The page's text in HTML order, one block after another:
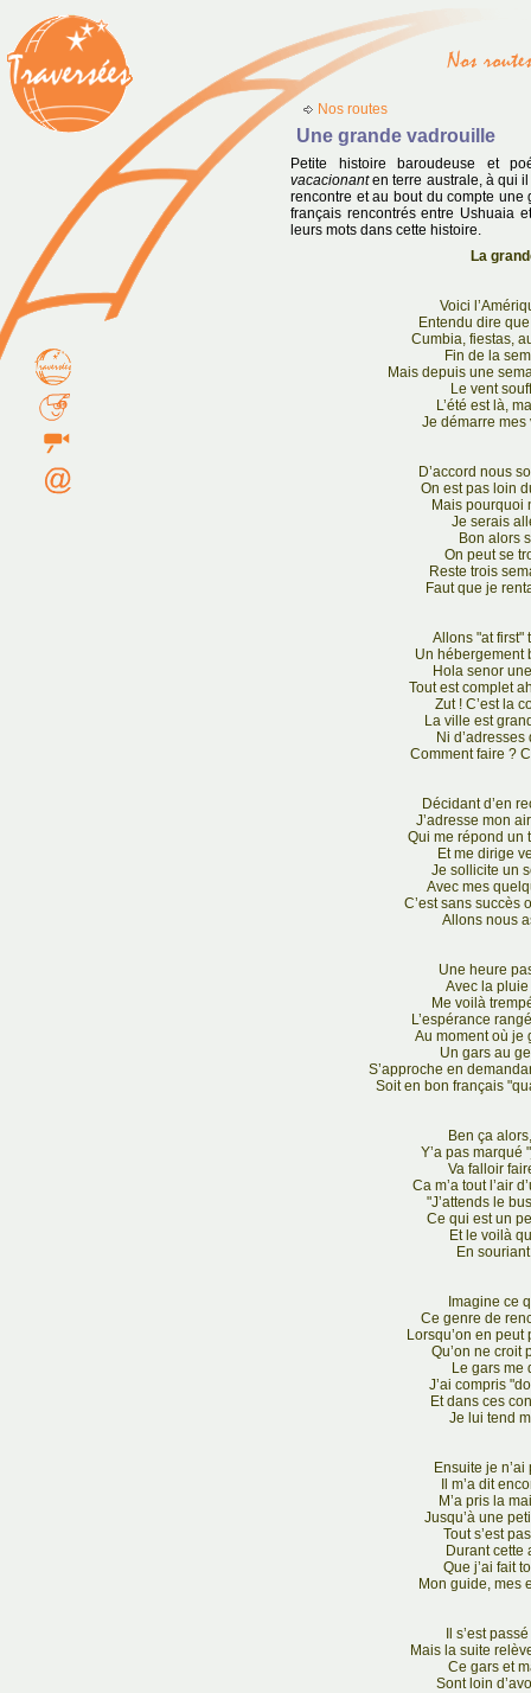
Nos routes
Une grande vadrouille
Petite histoire baroudeuse et
vacacionanten terre australe, à qui
rencontre et au bout du compte
français rencontrés entre Ushuaia
leurs mots dans cette histoire.
La
Voici
Entendu dire
Cumbia, fiestas,
Fin de la
Mais depuis une
Le vent
L’été est là,
Je démarre mes
D’accord nous
On est pas loin
Mais pourquoi
Je serais
Bon alors
On peut se
Reste trois
Faut que je
Allons "at first"
Un hébergement
Hola senor
Tout est complet
Zut ! C’est la
La ville est
Ni
Comment faire ?
Décidant d’en
J’adresse mon
Qui me répond un
Et me dirige
Je sollicite un
Avec mes
C’est sans succès
Allons nous
Une heure
Avec la
Me voilà
L’espérance
Au moment où je
Un gars au
S’approche en
Soit en bon français
Ben ça
Y’a pas marqué
Va falloir
Ca m’a tout l’air
"J’attends le
Ce qui est un
Et le voilà
En
Imagine ce
Ce genre de
Lorsqu’on en peut
Qu’on ne croit
Le gars me
J’ai compris
Et dans ces
Je lui tend
Ensuite je
Il m’a dit
M’a pris la
Jusqu’à une
Tout s’est
Durant cette
Que j’ai fait
Mon guide, mes
Il s’est
Mais la suite
Ce gars et
Sont loin